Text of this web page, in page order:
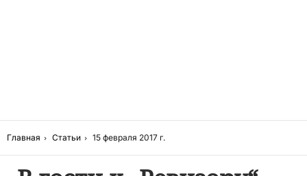
Главная Статьи 15 февраля 2017 г.